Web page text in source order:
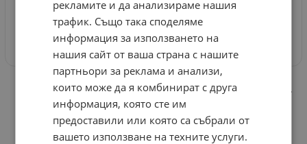
Крик хидравличен тип
'бутилка' RD-HB02 - Raider
Арт.№: 23362
12.32 € / 24.10 лв.
'бутилка' RD-HB015 - Raider
40.24 € / 78.70
рекламите и да анализираме нашия
трафик. Също така споделяме
информация за използването на
нашия сайт от ваша страна с нашите
партньори за реклама и анализи,
които може да я комбинират с друга
информация, която сте им
предоставили или която са събрали от
вашето използване на техните услуги.